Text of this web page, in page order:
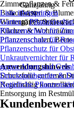
Ganzjährig
EAN
4015574001434
Zimmerpflanzen &
Balkonkästen &
Wintergärten &
Küchen & Wohnräume
Pflanzenschalen,
Anwendungshinweis
Schutzfolie
Regelmäßig
Entsorgung im
Liste überspringen
Garten
Pflanzenschutz für
Pflanzenschutz für
Pflanzenschutz für
Unkrautvernichter für
gegen Algen und
Drucksprühgeräte &
Natürliche